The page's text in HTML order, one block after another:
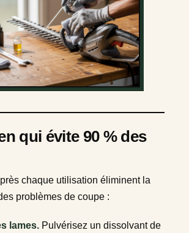
qui évite 90 % des
chaque utilisation éliminent la
problèmes de coupe :
lames. Pulvérisez un dissolvant de